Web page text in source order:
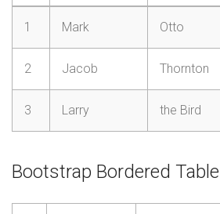
1 Mark Otto
2 Jacob Thornton
3 Larry the Bird
Bootstrap Bordered Table